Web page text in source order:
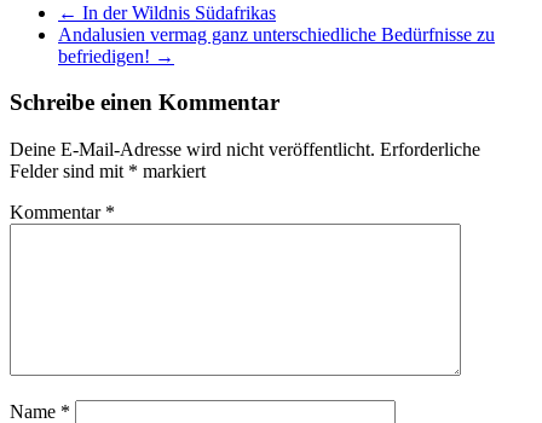
← In der Wildnis Südafrikas
Andalusien vermag ganz unterschiedliche Bedürfnisse zu
befriedigen! →
Schreibe einen Kommentar
Deine E-Mail-Adresse wird nicht veröffentlicht. Erforderliche
Felder sind mit * markiert
Kommentar *
Name *